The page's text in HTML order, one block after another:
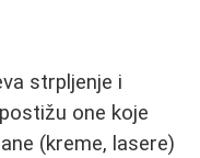
strpljenje i
one koje
(kreme, lasere)